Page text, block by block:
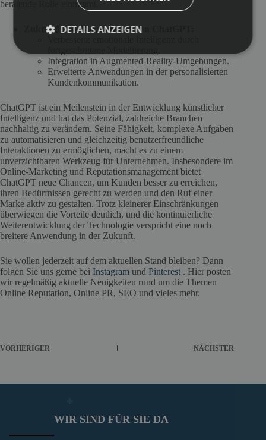
beratende Rolle einnimmt.
Zukünftige Entwicklungen von ChatGPT:
Integration in Augmented-Reality-Umgebungen.
Erweiterte Anwendungen in der personalisierten
Kundenkommunikation.
ChatGPT ist ein Meilenstein in der Entwicklung künstlicher
Intelligenz und hat das Potenzial, zahlreiche Branchen
nachhaltig zu verändern. Seine Fähigkeit, komplexe Aufgaben
zu automatisieren und gleichzeitig benutzerfreundliche
Interaktionen zu ermöglichen, macht es zu einem
unverzichtbaren Werkzeug für Unternehmen. Insbesondere im
Online-Marketing und Reputationsmanagement bietet
ChatGPT neue Chancen, um Kunden besser zu erreichen,
ihren Bedürfnissen gerecht zu werden und den Ruf einer
Marke aktiv zu gestalten. Trotz kleinerer Einschränkungen
überwiegen die Vorteile deutlich, und die kontinuierliche
Weiterentwicklung der Technologie verspricht eine noch
breitere Anwendung in der Zukunft.
Sie wollen jederzeit auf dem aktuellen Stand bleiben? Dann
folgen Sie uns gerne bei Instagram und Pinterest . Hier posten
wir regelmäßig aktuelle Neuigkeiten rund um die Themen
Online Reputation, Online PR, SEO und vieles mehr.
VORHERIGER NÄCHSTER
WIR SIND FÜR SIE DA
DETAILS ANZEIGEN